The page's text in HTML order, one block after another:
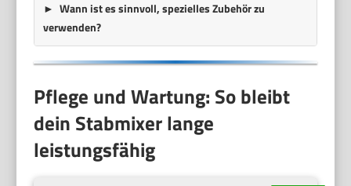
Wann ist es sinnvoll, spezielles Zubehör zu
verwenden?
Pflege und Wartung: So bleibt
dein Stabmixer lange
leistungsfähig